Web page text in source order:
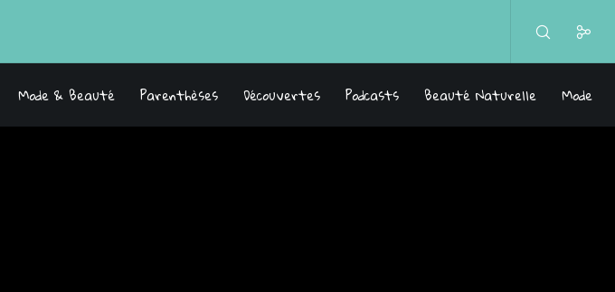
Mode & Beauté Parenthèses Découvertes Podcasts Beauté Naturelle Mode